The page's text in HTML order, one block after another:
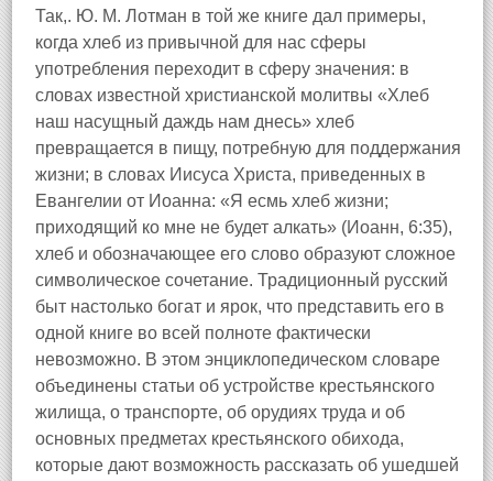
Так,. Ю. М. Лотман в той же книге дал примеры,
когда хлеб из привычной для нас сферы
употребления переходит в сферу значения: в
словах известной христианской молитвы «Хлеб
наш насущный даждь нам днесь» хлеб
превращается в пищу, потребную для поддержания
жизни; в словах Иисуса Христа, приведенных в
Евангелии от Иоанна: «Я есмь хлеб жизни;
приходящий ко мне не будет алкать» (Иоанн, 6:35),
хлеб и обозначающее его слово образуют сложное
символическое сочетание. Традиционный русский
быт настолько богат и ярок, что представить его в
одной книге во всей полноте фактически
невозможно. В этом энциклопедическом словаре
объединены статьи об устройстве крестьянского
жилища, о транспорте, об орудиях труда и об
основных предметах крестьянского обихода,
которые дают возможность рассказать об ушедшей